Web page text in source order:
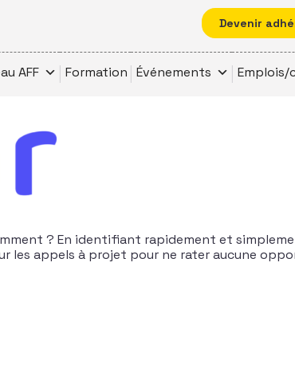
Devenir
AFF Formation Événements Emplois/
? En identifiant rapidement et
les appels à projet pour ne rater aucune